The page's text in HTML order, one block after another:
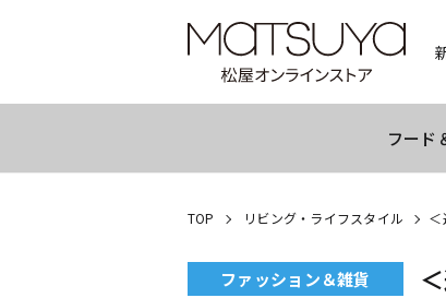
フード
TOP リビング・ライフスタイル ＜
ファッション＆雑貨